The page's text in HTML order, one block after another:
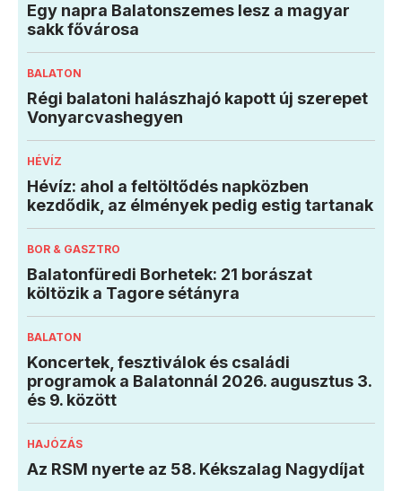
Egy napra Balatonszemes lesz a magyar
sakk fővárosa
BALATON
Régi balatoni halászhajó kapott új szerepet
Vonyarcvashegyen
HÉVÍZ
Hévíz: ahol a feltöltődés napközben
kezdődik, az élmények pedig estig tartanak
BOR & GASZTRO
Balatonfüredi Borhetek: 21 borászat
költözik a Tagore sétányra
BALATON
Koncertek, fesztiválok és családi
programok a Balatonnál 2026. augusztus 3.
és 9. között
HAJÓZÁS
Az RSM nyerte az 58. Kékszalag Nagydíjat